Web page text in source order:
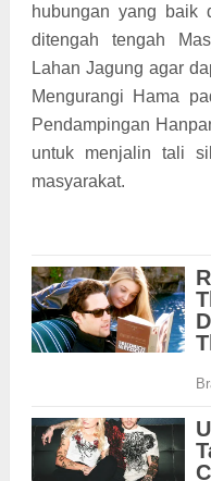
hubungan yang baik
ditengah tengah
Lahan Jagung agar
Mengurangi Hama
Pendampingan
untuk menjalin tali
masyarakat.